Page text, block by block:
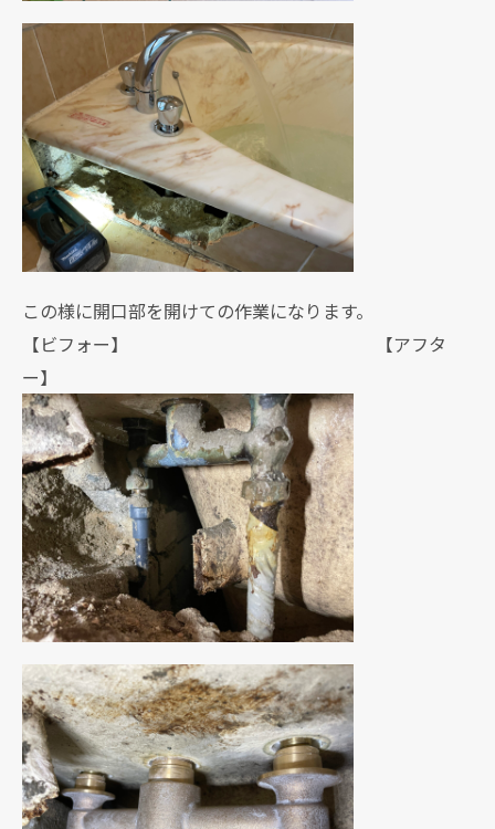
この様に開口部を開けての作業になります。
【ビフォー】 【アフタ
ー】